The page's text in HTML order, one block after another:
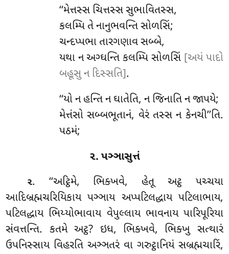
‘‘મેત્તસ્સ ચિત્તસ્સ સુભાવિતસ્સ,
કલમ્પિ તે નાનુભવન્તિ સોળસિં;
ચન્દપ્પભા તારગણાવ સબ્બે,
યથા ન અગ્ઘન્તિ કલમ્પિ સોળસિં [અયં પાદો
બહૂસુ ન દિસ્સતિ].
‘‘યો ન હન્તિ ન ઘાતેતિ, ન જિનાતિ ન જાપયે;
મેત્તંસો સબ્બભૂતાનં, વેરં તસ્સ ન કેનચી’’તિ.
પઠમં;
૨. પઞ્ઞાસુત્તં
૨. ‘‘અટ્ઠિમે, ભિક્ખવે, હેતૂ અટ્ઠ પચ્ચયા
આદિબ્રહ્મચરિયિકાય પઞ્ઞાય અપ્પટિલદ્ધાય પટિલાભાય,
પટિલદ્ધાય ભિય્યોભાવાય વેપુલ્લાય ભાવનાય પારિપૂરિયા
સંવત્તન્તિ. કતમે અટ્ઠ? ઇધ, ભિક્ખવે, ભિક્ખુ સત્થારં
ઉપનિસ્સાય વિહરતિ અઞ્ઞતરં વા ગરુટ્ઠાનિયં સબ્રહ્મચારિં,